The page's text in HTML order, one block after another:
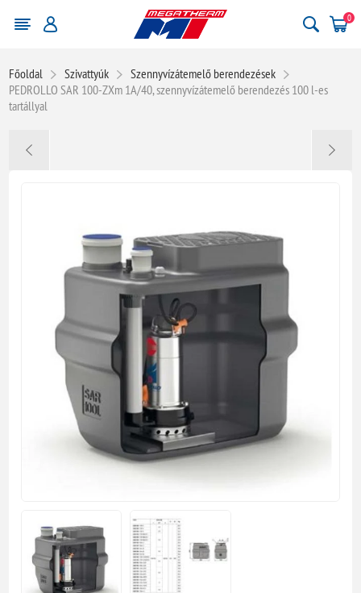
0
Főoldal Szivattyúk
Szennyvízátemelő berendezések
PEDROLLO SAR 100-ZXm 1A/40, szennyvízátemelő berendezés 100 l-es
tartállyal